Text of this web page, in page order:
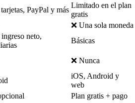
PayPal y más
Limitado en el plan
gratis
❌ Una sola moneda
neto,
Básicas
❌ Nunca
iOS, Android y
web
Plan gratis + pago